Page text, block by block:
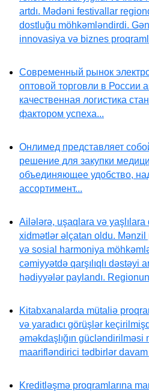
artdı. Mədəni festivallar
dostluğu möhkəmləndirdi.
innovasiya və biznes
Современный рынок
оптовой торговли в России
качественная логистика
фактором успеха...
Онлимед представляет
решение для закупки
объединяющее удобство,
ассортимент...
Ailələrə, uşaqlara və
xidmətlər əlçatan oldu.
və sosial harmoniya
cəmiyyətdə qarşılıqlı dəstəyi
hədiyyələr paylandı.
Kitabxanalarda mütaliə
və yaradıcı görüşlər
əməkdaşlığın gücləndirilməsi
maarifləndirici tədbirlər
Kreditləşmə proqramlarına